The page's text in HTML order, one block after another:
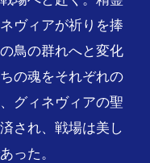
ヴィアが祈りを捧
鳥の群れへと変化
の魂をそれぞれの
グィネヴィアの聖
され、戦場は美し
った。